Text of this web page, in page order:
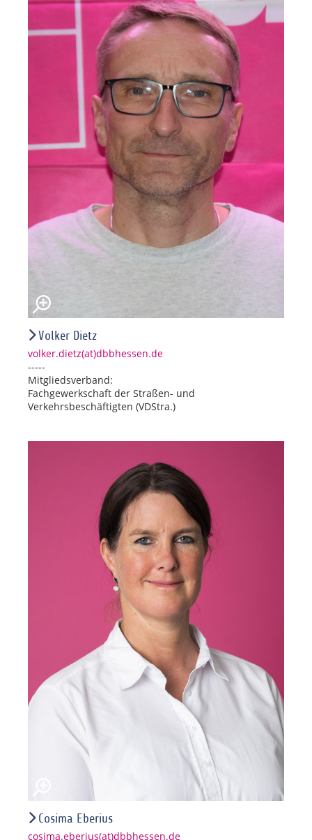
Volker Dietz
volker.dietz(at)dbbhessen.de
-----
Mitgliedsverband:
Fachgewerkschaft der Straßen- und
Verkehrsbeschäftigten (VDStra.)
Cosima Eberius
cosima.eberius(at)dbbhessen.de